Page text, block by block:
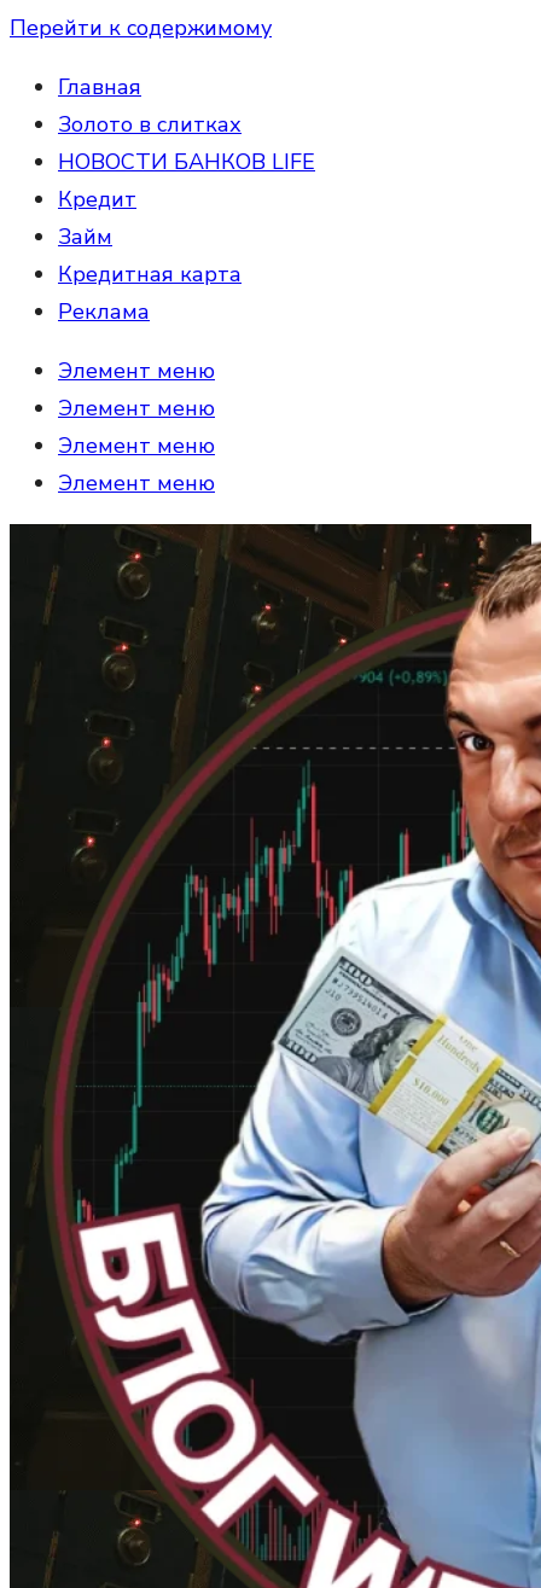
Перейти к содержимому
Главная
Золото в слитках
НОВОСТИ БАНКОВ LIFE
Кредит
Займ
Кредитная карта
Реклама
Элемент меню
Элемент меню
Элемент меню
Элемент меню